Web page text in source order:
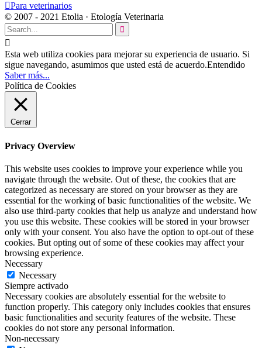
Para veterinarios
© 2007 - 2021 Etolia · Etología Veterinaria


Esta web utiliza cookies para mejorar su experiencia de usuario. Si
sigue navegando, asumimos que usted está de acuerdo.Entendido
Saber más...
Política de Cookies
Cerrar
Privacy Overview
This website uses cookies to improve your experience while you
navigate through the website. Out of these, the cookies that are
categorized as necessary are stored on your browser as they are
essential for the working of basic functionalities of the website. We
also use third-party cookies that help us analyze and understand how
you use this website. These cookies will be stored in your browser
only with your consent. You also have the option to opt-out of these
cookies. But opting out of some of these cookies may affect your
browsing experience.
Necessary
Necessary
Siempre activado
Necessary cookies are absolutely essential for the website to
function properly. This category only includes cookies that ensures
basic functionalities and security features of the website. These
cookies do not store any personal information.
Non-necessary